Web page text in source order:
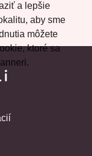
a lepšie
aby sme
môžete
ktoré sa